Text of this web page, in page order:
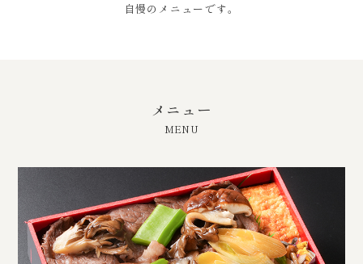
自慢のメニューです。
メニュー
MENU